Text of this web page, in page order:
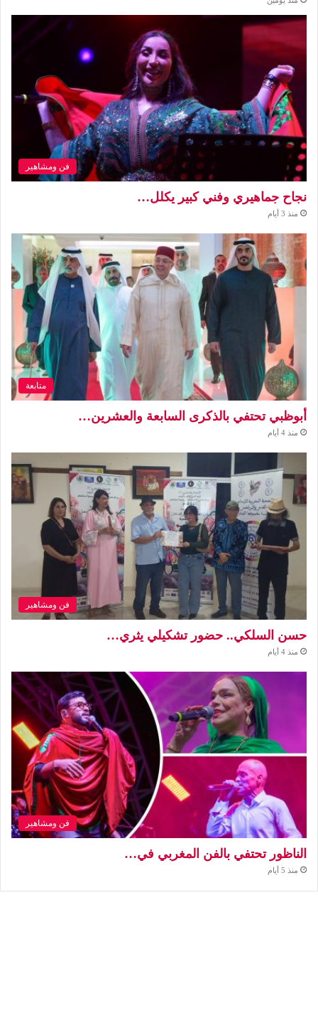
فن ومشاهير
نجاح جماهيري وفني كبير يكلل…
منذ 3 أيام
متابعة
أبوظبي تحتفي بالذكرى السابعة والعشرين…
منذ 4 أيام
فن ومشاهير
حسن السلكي.. حضور تشكيلي يثري…
منذ 4 أيام
فن ومشاهير
الناظور تحتفي بالفن المغربي في…
منذ 5 أيام